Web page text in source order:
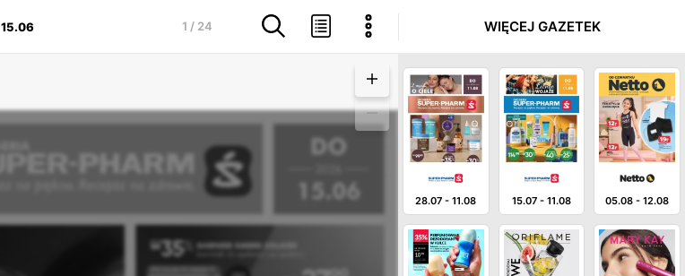
15.06 1 / 24 WIĘCEJ GAZETEK
28.07 -11.08 15.07- 11.08 05.08 -12.08